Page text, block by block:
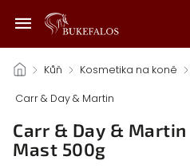
/ Kůň / Kosmetika na koně /
Carr & Day & Martin
Carr & Day &
Mast 500g